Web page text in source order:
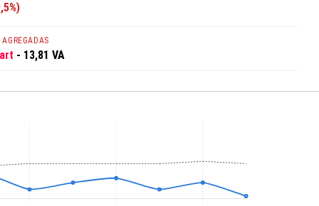
- 13,81 VA